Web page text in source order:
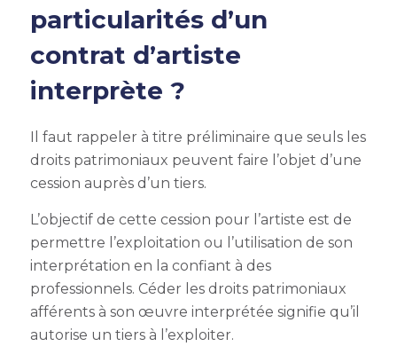
particularités d’un
contrat d’artiste
interprète ?
Il faut rappeler à titre préliminaire que seuls les
droits patrimoniaux peuvent faire l’objet d’une
cession auprès d’un tiers.
L’objectif de cette cession pour l’artiste est de
permettre l’exploitation ou l’utilisation de son
interprétation en la confiant à des
professionnels. Céder les droits patrimoniaux
afférents à son œuvre interprétée signifie qu’il
autorise un tiers à l’exploiter.